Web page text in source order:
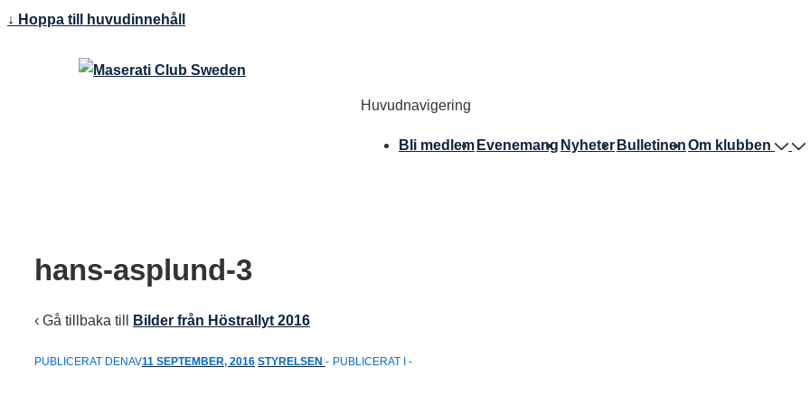
↓ Hoppa till huvudinnehåll
Huvudnavigering
Bli medlem Evenemang Nyheter BulletinenOm klubben
hans-asplund-3
‹ Gå tillbaka till Bilder från Höstrallyt 2016
PUBLICERAT DENAV11 SEPTEMBER, 2016 STYRELSEN PUBLICERAT I